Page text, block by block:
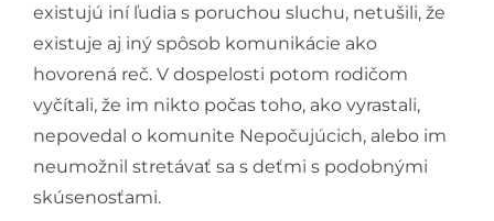
existujú iní ľudia s poruchou sluchu, netušili, že
existuje aj iný spôsob komunikácie ako
hovorená reč. V dospelosti potom rodičom
vyčítali, že im nikto počas toho, ako vyrastali,
nepovedal o komunite Nepočujúcich, alebo im
neumožnil stretávať sa s deťmi s podobnými
skúsenosťami.